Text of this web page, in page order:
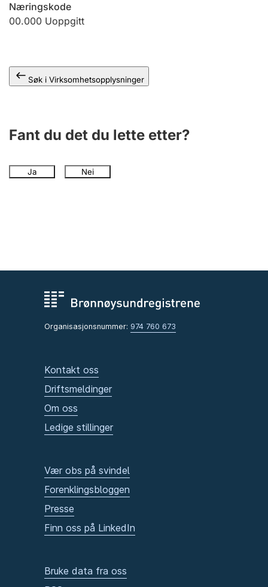
Offentlig sektor
Næringskode
00.000 Uoppgitt
Søk i Virksomhetsopplysninger
Fant du det du lette etter?
Ja Nei
Organisasjonsnummer: 974 760 673
Kontakt oss
Driftsmeldinger
Om oss
Ledige stillinger
Vær obs på svindel
Forenklingsbloggen
Presse
Finn oss på LinkedIn
Bruke data fra oss